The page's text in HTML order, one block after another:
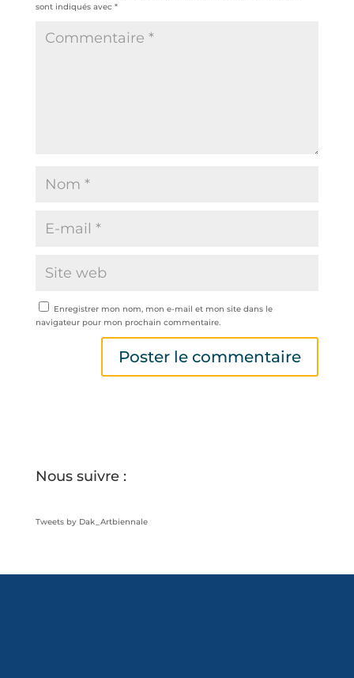
sont indiqués avec *
Enregistrer mon nom, mon e-mail et mon site dans le
navigateur pour mon prochain commentaire.
Nous suivre :
Tweets by Dak_Artbiennale